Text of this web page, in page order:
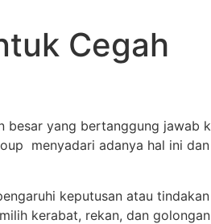
Cegah
besar yang bertanggung jawab
menyadari adanya hal ini dan
keputusan atau tindakan
kerabat, rekan, dan